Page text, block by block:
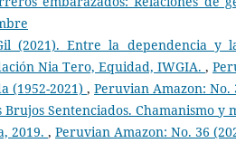
(2021). Entre la dependencia y
Nia Tero, Equidad, IWGIA. ,
(1952-2021) , Peruvian Amazon: No.
Brujos Sentenciados. Chamanismo
2019. , Peruvian Amazon: No. 36